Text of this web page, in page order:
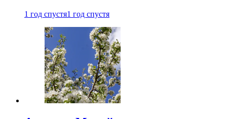
1 год спустя1 год спустя